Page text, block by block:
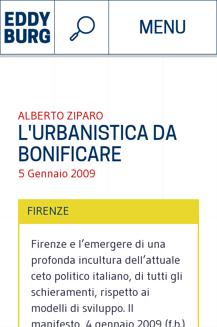
MENU
INIZIATIVE CHI SIAMO
© 2026 EDDYBURG
ALBERTO ZIPARO
L'URBANISTICA DA
BONIFICARE
5 Gennaio 2009
FIRENZE
Firenze e l’emergere di una
profonda incultura dell’attuale
ceto politico italiano, di tutti gli
schieramenti, rispetto ai
modelli di sviluppo. Il
manifesto, 4 gennaio 2009 (f.b.)